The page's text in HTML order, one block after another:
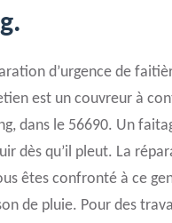
d’urgence de
est un couvreur à
dans le 56690. Un
dès qu’il pleut. La
êtes confronté à ce
de pluie. Pour des